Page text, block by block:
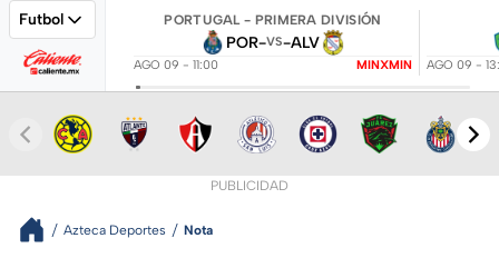
Futbol PORTUGAL - PRIMERA DIVISIÓN
POR-VS-ALV
AGO 09 - 11:00 MINXMIN AGO 09 -
PUBLICIDAD
Azteca Deportes Nota